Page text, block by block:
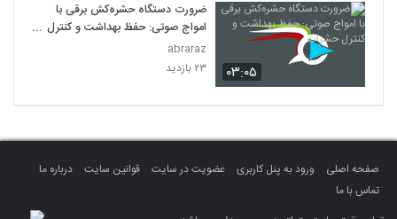
۰۳:۰۵
ضرورت دستگاه حشره‌کش برقی با
امواج صوتی: حفظ بهداشت و کنترل
حشرات
abraraz
۲۳ بازدید
صفحه اصلی ورود به پنل کاربری عضویت در سایت قوانین سایت
درباره ما
تماس با ما